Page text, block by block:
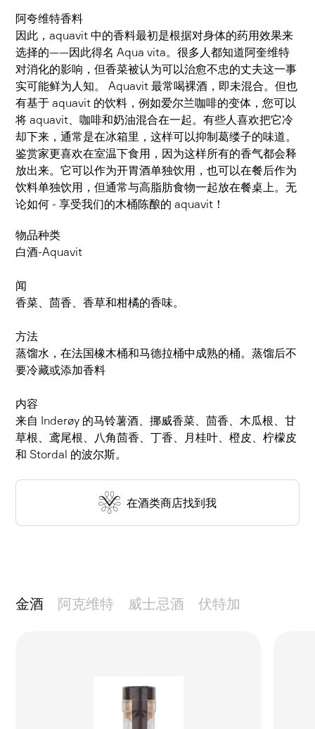
阿夸维特香料
因此，aquavit 中的香料最初是根据对身体的药用效果来
选择的——因此得名 Aqua vita。很多人都知道阿奎维特
对消化的影响，但香菜被认为可以治愈不忠的丈夫这一事
实可能鲜为人知。 Aquavit 最常喝裸酒，即未混合。但也
有基于 aquavit 的饮料，例如爱尔兰咖啡的变体，您可以
将 aquavit、咖啡和奶油混合在一起。有些人喜欢把它冷
却下来，通常是在冰箱里，这样可以抑制葛缕子的味道。
鉴赏家更喜欢在室温下食用，因为这样所有的香气都会释
放出来。它可以作为开胃酒单独饮用，也可以在餐后作为
饮料单独饮用，但通常与高脂肪食物一起放在餐桌上。无
论如何 - 享受我们的木桶陈酿的 aquavit！
物品种类
白酒-Aquavit
闻
香菜、茴香、香草和柑橘的香味。
方法
蒸馏水，在法国橡木桶和马德拉桶中成熟的桶。蒸馏后不
要冷藏或添加香料
内容
来自 Inderøy 的马铃薯酒、挪威香菜、茴香、木瓜根、甘
草根、鸢尾根、八角茴香、丁香、月桂叶、橙皮、柠檬皮
和 Stordal 的波尔斯。
在酒类商店找到我
金酒 阿克维特 威士忌酒 伏特加